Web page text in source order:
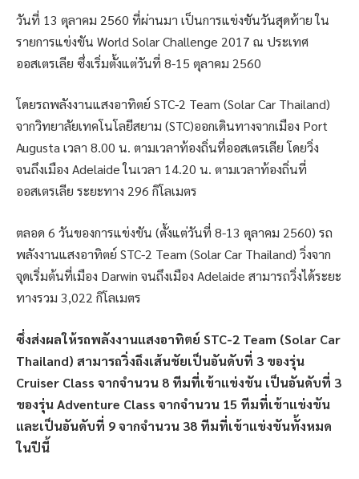
วันที่ 13 ตุลาคม 2560 ที่ผ่านมา เป็นการแข่งขันวันสุดท้าย ใน
รายการแข่งขัน World Solar Challenge 2017 ณ ประเทศ
ออสเตรเลีย ซึ่งเริ่มตั้งแต่วันที่ 8-15 ตุลาคม 2560
โดยรถพลังงานแสงอาทิตย์ STC-2 Team (Solar Car Thailand)
จากวิทยาลัยเทคโนโลยีสยาม (STC)ออกเดินทางจากเมือง Port
Augusta เวลา 8.00 น. ตามเวลาท้องถิ่นที่ออสเตรเลีย โดยวิ่ง
จนถึงเมือง Adelaide ในเวลา 14.20 น. ตามเวลาท้องถิ่นที่
ออสเตรเลีย ระยะทาง 296 กิโลเมตร
ตลอด 6 วันของการแข่งขัน (ตั้งแต่วันที่ 8-13 ตุลาคม 2560) รถ
พลังงานแสงอาทิตย์ STC-2 Team (Solar Car Thailand) วิ่งจาก
จุดเริ่มต้นที่เมือง Darwin จนถึงเมือง Adelaide สามารถวิ่งได้ระยะ
ทางรวม 3,022 กิโลเมตร
ซึ่งส่งผลให้รถพลังงานแสงอาทิตย์ STC-2 Team (Solar Car
Thailand) สามารถวิ่งถึงเส้นชัยเป็นอันดับที่ 3 ของรุ่น
Cruiser Class จากจำนวน 8 ทีมที่เข้าแข่งขัน เป็นอันดับที่ 3
ของรุ่น Adventure Class จากจำนวน 15 ทีมที่เข้าแข่งขัน
และเป็นอันดับที่ 9 จากจำนวน 38 ทีมที่เข้าแข่งขันทั้งหมด
ในปีนี้